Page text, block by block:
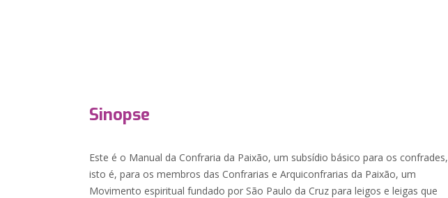
Sinopse
Este é o Manual da Confraria da Paixão, um subsídio básico para os confrades,
isto é, para os membros das Confrarias e Arquiconfrarias da Paixão, um
Movimento espiritual fundado por São Paulo da Cruz para leigos e leigas que